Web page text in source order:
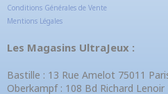
Conditions Générales de Vente
Mentions Légales
Les Magasins UltraJeux :
Bastille : 13 Rue Amelot 75011
Oberkampf : 108 Bd Richard Lenoir